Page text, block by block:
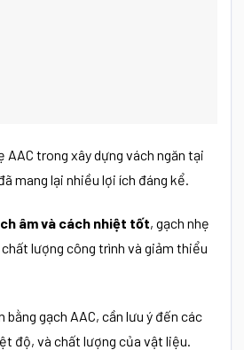
AAC trong xây dựng vách ngăn tại
mang lại nhiều lợi ích đáng kể.
âm và cách nhiệt tốt, gạch nhẹ
lượng công trình và giảm thiểu
bằng gạch AAC, cần lưu ý đến các
độ, và chất lượng của vật liệu.